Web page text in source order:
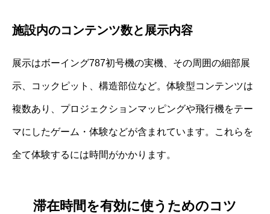
施設内のコンテンツ数と展示内容
展示はボーイング787初号機の実機、その周囲の細部展
示、コックピット、構造部位など。体験型コンテンツは
複数あり、プロジェクションマッピングや飛行機をテー
マにしたゲーム・体験などが含まれています。これらを
全て体験するには時間がかかります。
滞在時間を有効に使うためのコツ